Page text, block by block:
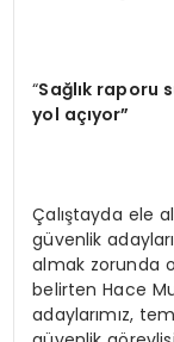
“Sağlık raporu
yol açıyor”
Çalıştayda ele
güvenlik
almak zorunda
belirten Hace
adaylarımız,